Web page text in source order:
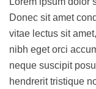
Donec sit amet
vitae lectus sit
nibh eget orci
neque suscipit
hendrerit tristique